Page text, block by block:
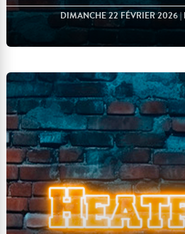
DIMANCHE 22 FÉVRIER 2026|
Lire l'article